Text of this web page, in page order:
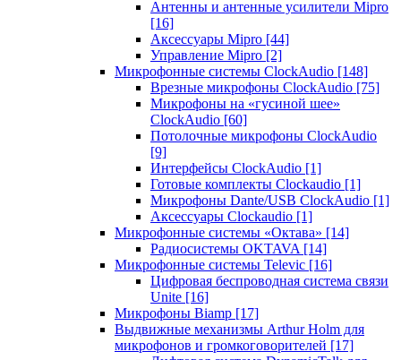
Антенны и антенные усилители Mipro
[16]
Аксессуары Mipro [44]
Управление Mipro [2]
Микрофонные системы ClockAudio [148]
Врезные микрофоны ClockAudio [75]
Микрофоны на «гусиной шее»
ClockAudio [60]
Потолочные микрофоны ClockAudio
[9]
Интерфейсы ClockAudio [1]
Готовые комплекты Clockaudio [1]
Микрофоны Dante/USB ClockAudio [1]
Аксессуары Clockaudio [1]
Микрофонные системы «Октава» [14]
Радиосистемы OKTAVA [14]
Микрофонные системы Televic [16]
Цифровая беспроводная система связи
Unite [16]
Микрофоны Biamp [17]
Выдвижные механизмы Arthur Holm для
микрофонов и громкоговорителей [17]